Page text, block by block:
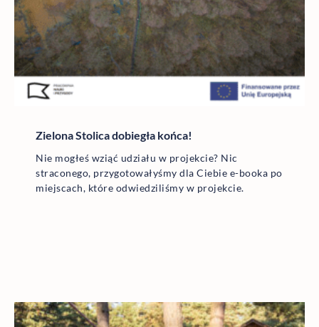
Zielona Stolica dobiegła końca!
Nie mogłeś wziąć udziału w projekcie? Nic
straconego, przygotowałyśmy dla Ciebie e-booka po
miejscach, które odwiedziliśmy w projekcie.